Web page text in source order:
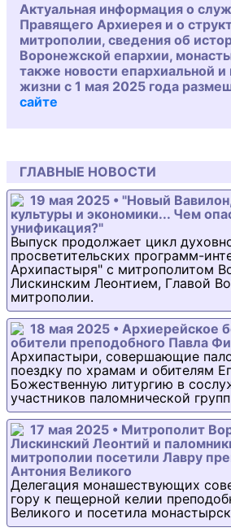
Актуальная информация о
Правящего Архиерея и о
митрополии, сведения об
Воронежской епархии,
также новости епархиальной и
жизни с 1 мая 2025 года
сайте
ГЛАВНЫЕ НОВОСТИ
19 мая 2025 • "Новый
культуры и экономики... Чем
унификация?"
Выпуск продолжает цикл
просветительских программ-
Архипастыря" с митрополитом
Лискинским Леонтием, Главой
митрополии.
18 мая 2025 • Архиерейское
обители преподобного Павла
Архипастыри, совершающие
поездку по храмам и обителям
Божественную литургию в
участников паломнической
17 мая 2025 • Митрополит
Лискинский Леонтий и
митрополии посетили Лавру
Антония Великого
Делегация монашествующих
гору к пещерной келии
Великого и посетила